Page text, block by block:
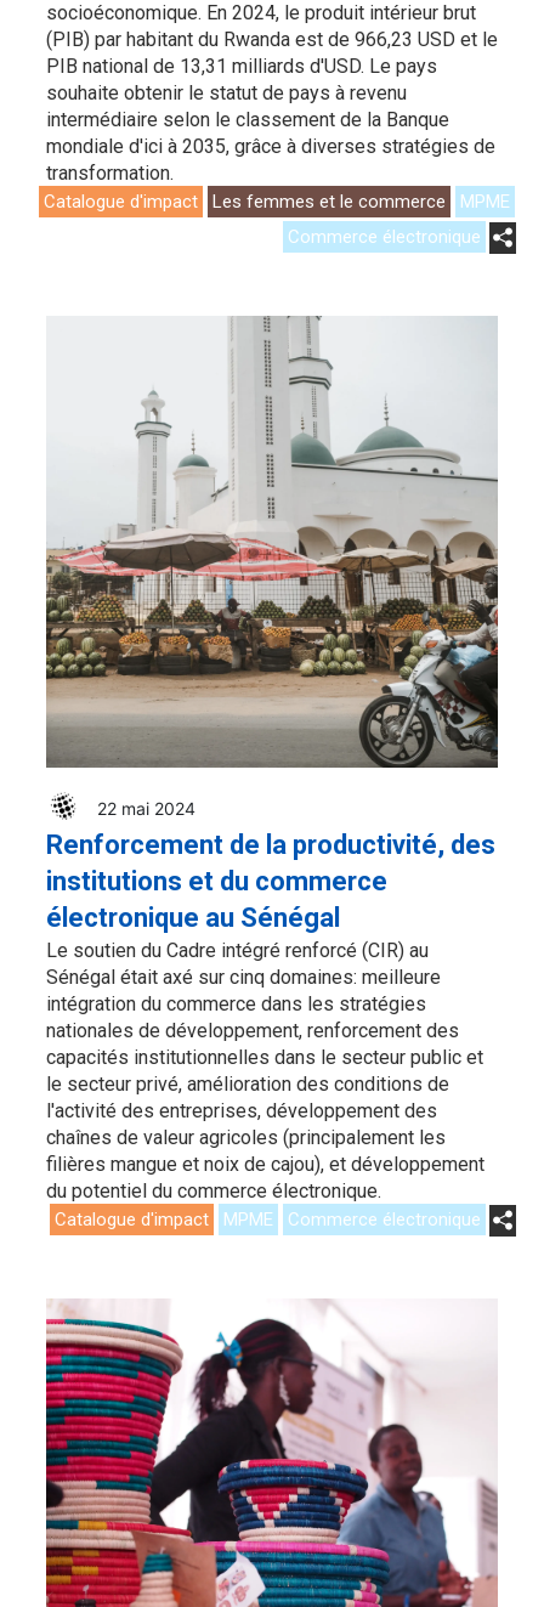
socioéconomique. En 2024, le produit intérieur brut
(PIB) par habitant du Rwanda est de 966,23 USD et le
PIB national de 13,31 milliards d'USD. Le pays
souhaite obtenir le statut de pays à revenu
intermédiaire selon le classement de la Banque
mondiale d'ici à 2035, grâce à diverses stratégies de
transformation.
Catalogue d'impact Les femmes et le commerce
MPME
Commerce électronique
22 mai 2024
Renforcement de la productivité, des
institutions et du commerce
électronique au Sénégal
Le soutien du Cadre intégré renforcé (CIR) au
Sénégal était axé sur cinq domaines: meilleure
intégration du commerce dans les stratégies
nationales de développement, renforcement des
capacités institutionnelles dans le secteur public et
le secteur privé, amélioration des conditions de
l'activité des entreprises, développement des
chaînes de valeur agricoles (principalement les
filières mangue et noix de cajou), et développement
du potentiel du commerce électronique.
Catalogue d'impact MPME Commerce électronique